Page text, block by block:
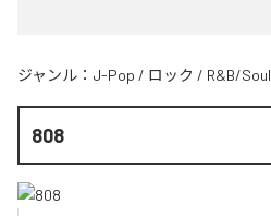
ジャンル： J-Pop / ロック / R&B/Soul
808